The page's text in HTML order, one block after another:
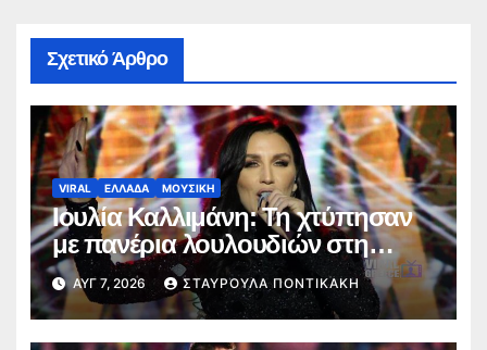
Σχετικό Άρθρο
VIRAL ΕΛΛΑΔΑ ΜΟΥΣΙΚΗ
Ιουλία Καλλιμάνη: Τη χτύπησαν
με πανέρια λουλουδιών στη
σκηνή ( VIDEO )
ΑΥΓ 7, 2026 ΣΤΑΥΡΟΎΛΑ ΠΟΝΤΙΚΆΚΗ